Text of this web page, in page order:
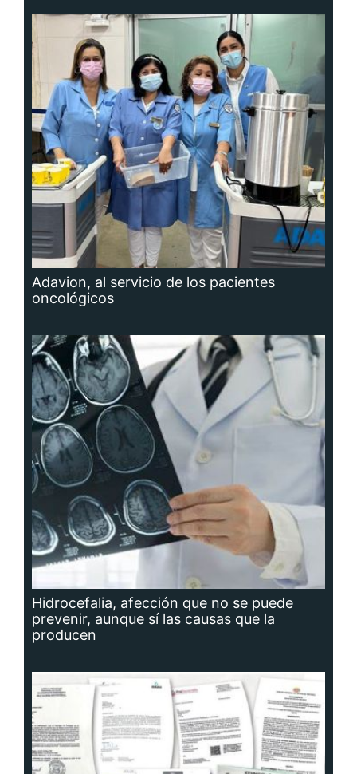
Adavion, al servicio de los pacientes
oncológicos
Hidrocefalia, afección que no se puede
prevenir, aunque sí las causas que la
producen